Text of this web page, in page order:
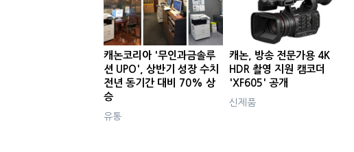
캐논코리아 '무인과금솔루
션 UPO', 상반기 성장 수치
전년 동기간 대비 70% 상
승
유통
캐논, 방송 전문가용 4K
HDR 촬영 지원 캠코더
'XF605' 공개
신제품